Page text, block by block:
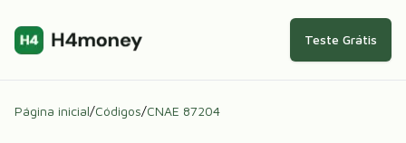
Teste Grátis
Página inicial/Códigos/CNAE 87204